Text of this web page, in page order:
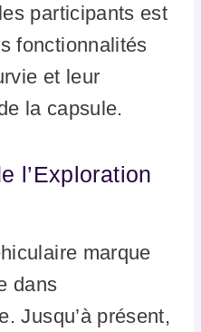
participants est
fonctionnalités
et leur
la capsule.
l’Exploration
marque
dans
Jusqu’à présent,